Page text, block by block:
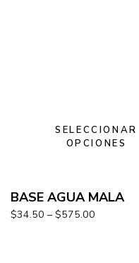
SELECCIONAR
OPCIONES
BASE AGUA MALA
$34.50 – $575.00